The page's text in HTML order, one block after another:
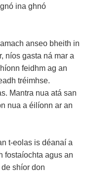
ina ghnó
anseo bheith in
níos gasta ná mar a
feidhm ag an
tréimhse.
Mantra nua atá san
nua a éilíonn ar an
t-eolas is déanaí a
fostaíochta agus an
shíor don